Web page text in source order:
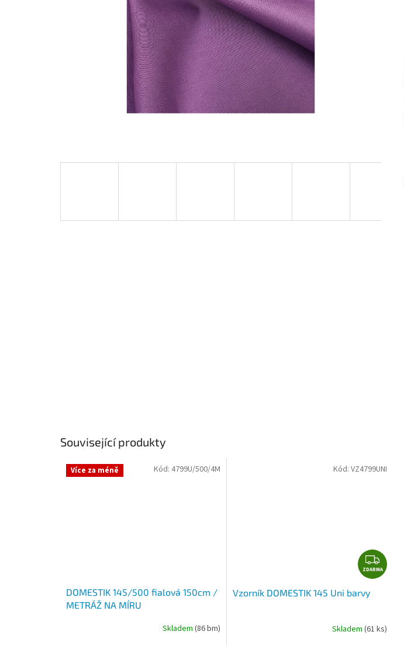
Související produkty
Více za méně
DOMESTIK 145/500 fialová 150cm /
METRÁŽ NA MÍRU
Skladem (86 bm)
Kód: 4799U/500/4M
Z
D
A
ZDARMA
Vzorník DOMESTIK 145 Uni barvy
Skladem (61 ks)
Kód: VZ4799UNI